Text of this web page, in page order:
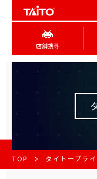
店舖搜寻
TOP タイトープラ